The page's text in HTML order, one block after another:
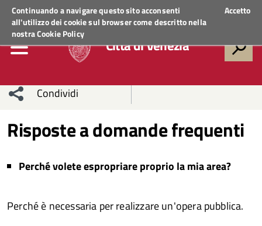
Continuando a navigare questo sito acconsenti
all'utilizzo dei cookie sul browser come descritto nella
nostraCookie Policy
Accetto
Regione VenetoACCEDI AI SERVIZI
Città di Venezia
Condividi
network
Condividi
Condividi
Facebook
su
Twitter
Condividi
su
Condividi
Risposte a domande frequenti
Perché volete espropriare proprio la mia area?
Perché è necessaria per realizzare un'opera pubblica.